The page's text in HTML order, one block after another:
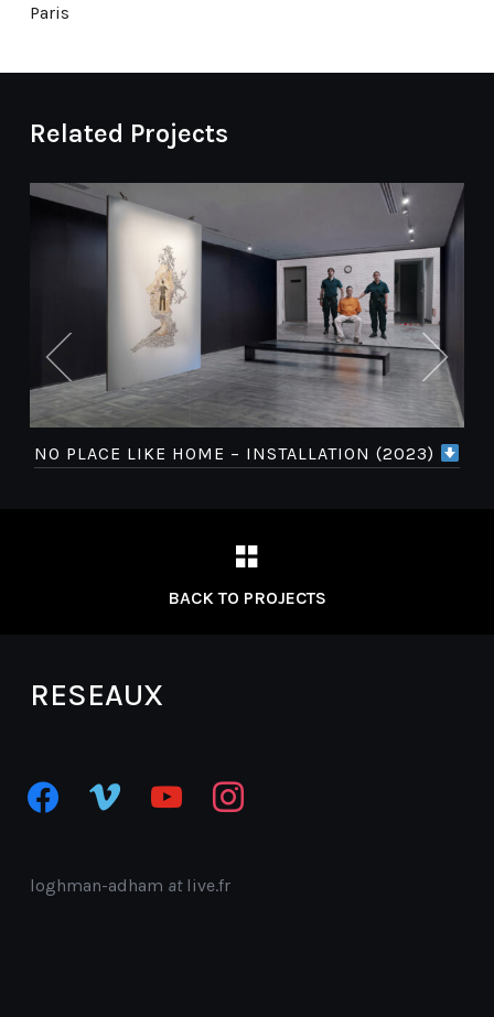
Paris
Related Projects
NO PLACE LIKE HOME – INSTALLATION (2023)
BACK TO PROJECTS
RESEAUX
facebookvimeo youtube instagram
loghman-adham atlive.fr